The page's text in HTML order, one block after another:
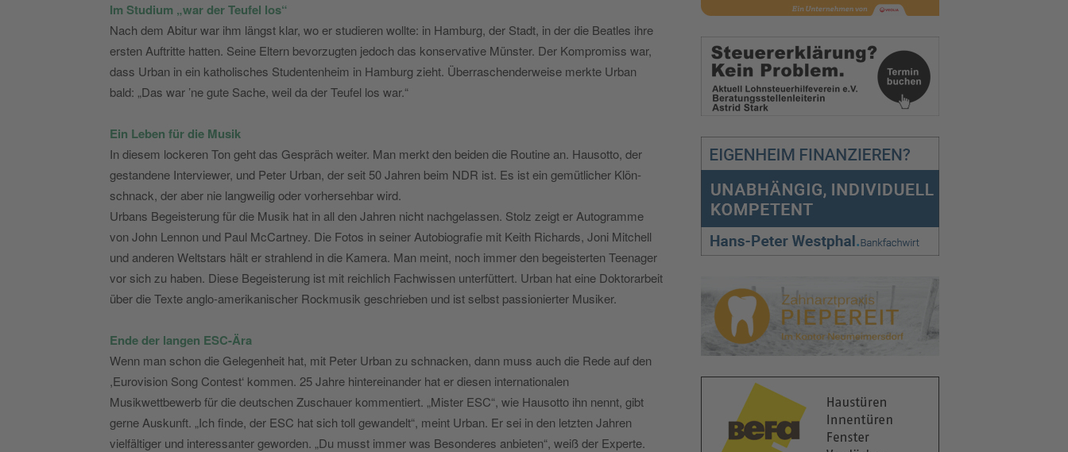
Im Studium „war der Teufel los“
Nach dem Abitur war ihm längst klar, wo er studieren wollte: in Hamburg, der Stadt, in der die Beatles ihre
ersten Auftritte hatten. Seine Eltern bevorzugten jedoch das konservative Münster. Der Kompromiss war,
dass Urban in ein katholisches Studentenheim in Hamburg zieht. Überraschenderweise merkte Urban
bald: „Das war ’ne gute Sache, weil da der Teufel los war.“
Ein Leben für die Musik
In diesem lockeren Ton geht das Gespräch weiter. Man merkt den beiden die Routine an. Hausotto, der
gestandene Interviewer, und Peter Urban, der seit 50 Jahren beim NDR ist. Es ist ein gemütlicher Klön­
schnack, der aber nie langweilig oder vorhersehbar wird.
Urbans Begeisterung für die Musik hat in all den Jahren nicht nachgelassen. Stolz zeigt er Autogramme
von John Lennon und Paul McCartney. Die Fotos in seiner Autobiografie mit Keith Richards, Joni Mitchell
und anderen Weltstars hält er strahlend in die Kamera. Man meint, noch immer den begeisterten Teenager
vor sich zu haben. Diese Begeisterung ist mit reichlich Fachwissen unterfüttert. Urban hat eine Doktorarbeit
über die Texte anglo-amerikanischer Rockmusik geschrieben und ist selbst passionierter Musiker.
Ende der langen ESC-Ära
Wenn man schon die Gelegenheit hat, mit Peter Urban zu schnacken, dann muss auch die Rede auf den
,Eurovision Song Contest‘ kommen. 25 Jahre hintereinander hat er diesen internationalen
Musikwettbewerb für die deutschen Zuschauer kommentiert. „Mister ESC“, wie Hausotto ihn nennt, gibt
gerne Auskunft. „Ich finde, der ESC hat sich toll gewandelt“, meint Urban. Er sei in den letzten Jahren
vielfältiger und interessanter geworden. „Du musst immer was Besonderes anbieten“, weiß der Experte.